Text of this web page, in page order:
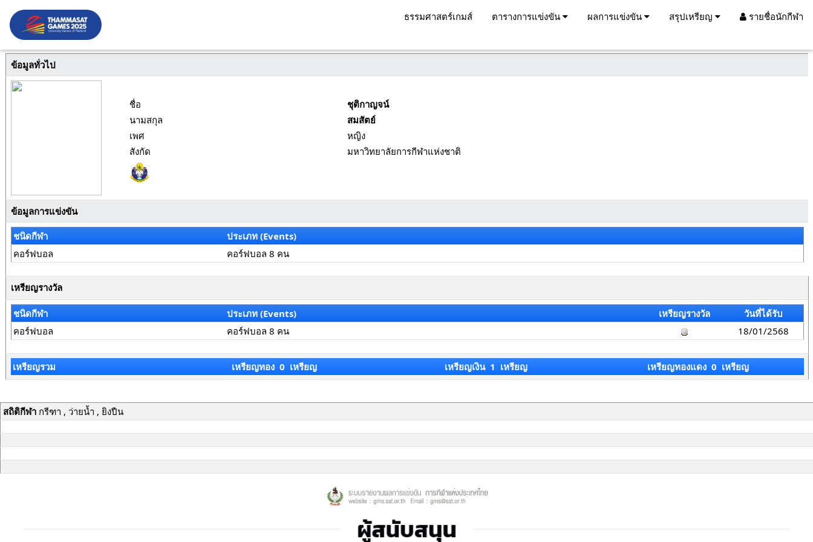
ธรรมศาสตร์เกมส์ ตารางการแข่งขัน ผลการแข่งขัน สรุปเหรียญ รายชื่อนักกีฬา
ข้อมูลทั่วไป
ชื่อ
ชุติกาญจน์
นามสกุล
สมสัตย์
เพศ
หญิง
สังกัด
มหาวิทยาลัยการกีฬาแห่งชาติ
ข้อมูลการแข่งขัน
ชนิดกีฬา
ประเภท (Events)
คอร์ฟบอล
คอร์ฟบอล 8 คน
เหรียญรางวัล
ชนิดกีฬา ประเภท (Events) เหรียญรางวัล
วันที่ได้รับ
คอร์ฟบอล
คอร์ฟบอล 8 คน 18/01/2568
เหรียญรวม เหรียญทอง 0 เหรียญ เหรียญเงิน 1 เหรียญ เหรียญทองแดง 0 เหรียญ
สถิติกีฬากรีฑา , ว่ายน้ำ , ยิงปืน